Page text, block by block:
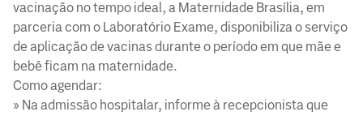
vacinação no tempo ideal, a Maternidade Brasília, em
parceria com o Laboratório Exame, disponibiliza o serviço
de aplicação de vacinas durante o período em que mãe e
bebê ficam na maternidade.
Como agendar:
» Na admissão hospitalar, informe à recepcionista que